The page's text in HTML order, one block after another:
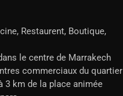
Restaurent, Boutique,
le centre de Marrakech
commerciaux du quartier
3 km de la place animée